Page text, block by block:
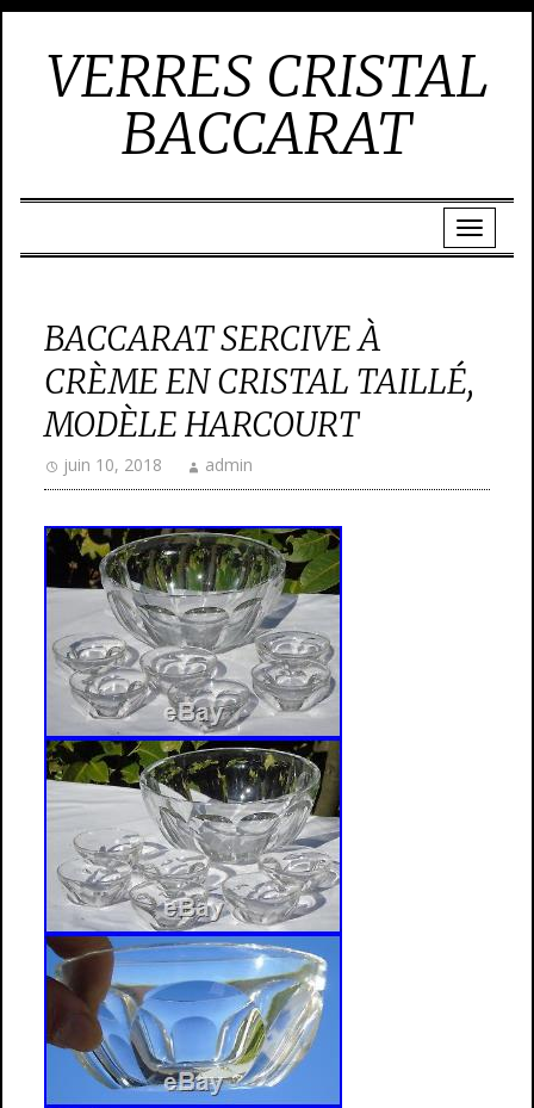
VERRES CRISTAL
BACCARAT
BACCARAT SERCIVE À
CRÈME EN CRISTAL TAILLÉ,
MODÈLE HARCOURT
juin 10, 2018 admin